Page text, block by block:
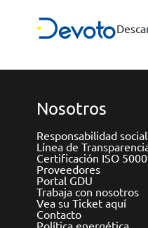
Nosotros
Responsabilidad
Línea de
Certificación ISO
Proveedores
Portal GDU
Trabaja con nosotros
Vea su Ticket aquí
Contacto
Política energética